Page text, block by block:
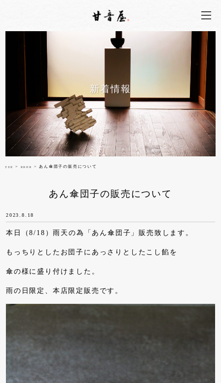
新着情報
甘音屋 > 最新情報 > あん傘団子の販売について
あん傘団子の販売について
2023.8.18
本日（8/18）雨天の為「あん傘団子」販売致します。
もっちりとしたお団子にあっさりとしたこし餡を
傘の様に盛り付けました。
雨の日限定、本店限定販売です。